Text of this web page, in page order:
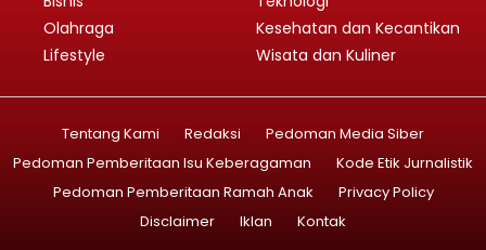
Olahraga
Lifestyle
Kesehatan dan Kecantikan
Wisata dan Kuliner
Tentang Kami Redaksi
Pedoman Media Siber
Pedoman Pemberitaan Isu Keberagaman
Kode Etik Jurnalistik
Pedoman Pemberitaan Ramah Anak
Privacy Policy
Disclaimer
Iklan Kontak